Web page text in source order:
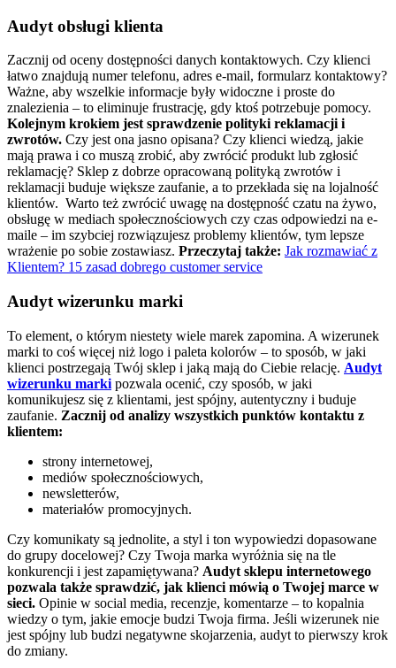
Audyt obsługi klienta
Zacznij od oceny dostępności danych kontaktowych. Czy klienci
łatwo znajdują numer telefonu, adres e-mail, formularz kontaktowy?
Ważne, aby wszelkie informacje były widoczne i proste do
znalezienia – to eliminuje frustrację, gdy ktoś potrzebuje pomocy.
Kolejnym krokiem jest sprawdzenie polityki reklamacji i
zwrotów. Czy jest ona jasno opisana? Czy klienci wiedzą, jakie
mają prawa i co muszą zrobić, aby zwrócić produkt lub zgłosić
reklamację? Sklep z dobrze opracowaną polityką zwrotów i
reklamacji buduje większe zaufanie, a to przekłada się na lojalność
klientów. Warto też zwrócić uwagę na dostępność czatu na żywo,
obsługę w mediach społecznościowych czy czas odpowiedzi na e-
maile – im szybciej rozwiązujesz problemy klientów, tym lepsze
wrażenie po sobie zostawiasz. Przeczytaj także: Jak rozmawiać z
Klientem? 15 zasad dobrego customer service
Audyt wizerunku marki
To element, o którym niestety wiele marek zapomina. A wizerunek
marki to coś więcej niż logo i paleta kolorów – to sposób, w jaki
klienci postrzegają Twój sklep i jaką mają do Ciebie relację. Audyt
wizerunku marki pozwala ocenić, czy sposób, w jaki
komunikujesz się z klientami, jest spójny, autentyczny i buduje
zaufanie. Zacznij od analizy wszystkich punktów kontaktu z
klientem:
strony internetowej,
mediów społecznościowych,
newsletterów,
materiałów promocyjnych.
Czy komunikaty są jednolite, a styl i ton wypowiedzi dopasowane
do grupy docelowej? Czy Twoja marka wyróżnia się na tle
konkurencji i jest zapamiętywana? Audyt sklepu internetowego
pozwala także sprawdzić, jak klienci mówią o Twojej marce w
sieci. Opinie w social media, recenzje, komentarze – to kopalnia
wiedzy o tym, jakie emocje budzi Twoja firma. Jeśli wizerunek nie
jest spójny lub budzi negatywne skojarzenia, audyt to pierwszy krok
do zmiany.